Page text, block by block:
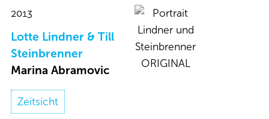
2013
Lotte Lindner & Till
Steinbrenner
Marina Abramovic​
Zeitsicht